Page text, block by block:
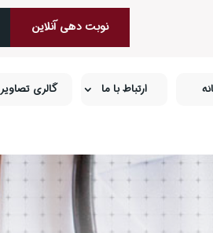
نوبت دهی آنلاین
ارتباط با ما گالری تصاویر